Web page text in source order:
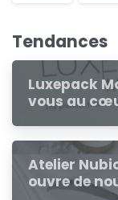
Tendances
Luxepack
vous au
Atelier
ouvre de